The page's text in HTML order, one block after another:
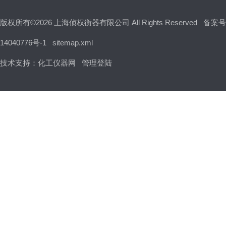
版权所有©2026 上海侦权衡器有限公司 All Rights Reserved 备案
14040776号-1 sitemap.xml
技术支持： 化工仪器网 管理登陆